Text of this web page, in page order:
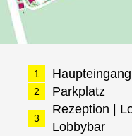
1 Haupteingang
2 Parkplatz
3
Rezeption |
Lobbybar